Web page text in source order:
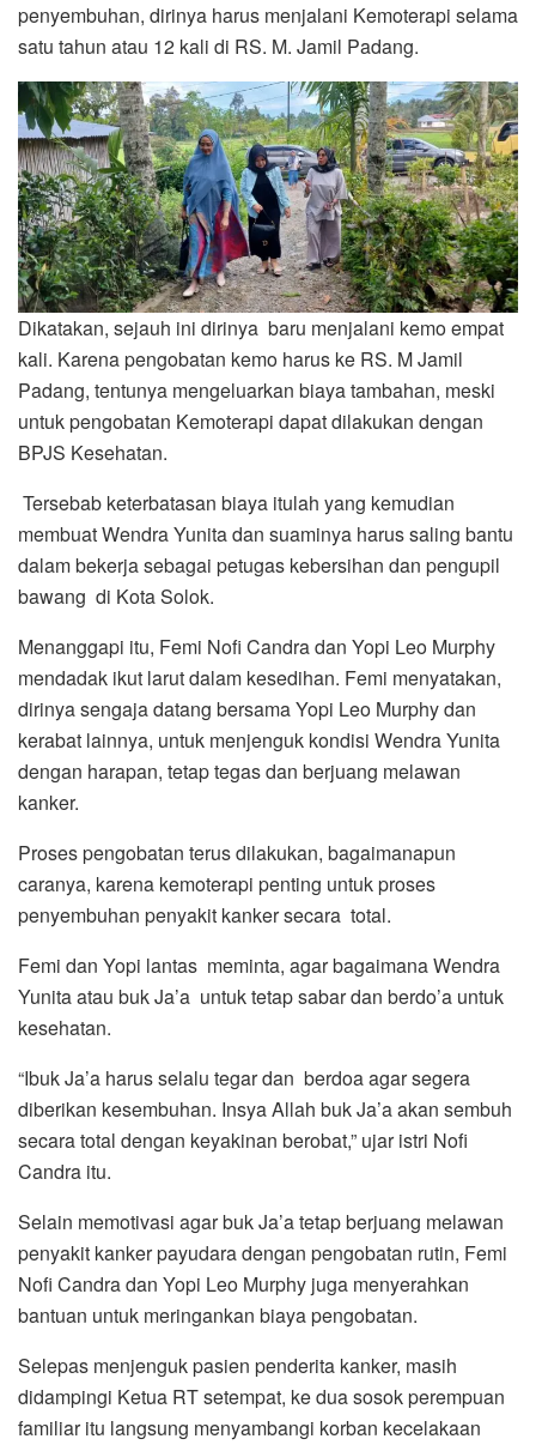
penyembuhan, dirinya harus menjalani Kemoterapi selama
satu tahun atau 12 kali di RS. M. Jamil Padang.
Dikatakan, sejauh ini dirinya baru menjalani kemo empat
kali. Karena pengobatan kemo harus ke RS. M Jamil
Padang, tentunya mengeluarkan biaya tambahan, meski
untuk pengobatan Kemoterapi dapat dilakukan dengan
BPJS Kesehatan.
Tersebab keterbatasan biaya itulah yang kemudian
membuat Wendra Yunita dan suaminya harus saling bantu
dalam bekerja sebagai petugas kebersihan dan pengupil
bawang di Kota Solok.
Menanggapi itu, Femi Nofi Candra dan Yopi Leo Murphy
mendadak ikut larut dalam kesedihan. Femi menyatakan,
dirinya sengaja datang bersama Yopi Leo Murphy dan
kerabat lainnya, untuk menjenguk kondisi Wendra Yunita
dengan harapan, tetap tegas dan berjuang melawan
kanker.
Proses pengobatan terus dilakukan, bagaimanapun
caranya, karena kemoterapi penting untuk proses
penyembuhan penyakit kanker secara total.
Femi dan Yopi lantas meminta, agar bagaimana Wendra
Yunita atau buk Ja’a untuk tetap sabar dan berdo’a untuk
kesehatan.
“Ibuk Ja’a harus selalu tegar dan berdoa agar segera
diberikan kesembuhan. Insya Allah buk Ja’a akan sembuh
secara total dengan keyakinan berobat,” ujar istri Nofi
Candra itu.
Selain memotivasi agar buk Ja’a tetap berjuang melawan
penyakit kanker payudara dengan pengobatan rutin, Femi
Nofi Candra dan Yopi Leo Murphy juga menyerahkan
bantuan untuk meringankan biaya pengobatan.
Selepas menjenguk pasien penderita kanker, masih
didampingi Ketua RT setempat, ke dua sosok perempuan
familiar itu langsung menyambangi korban kecelakaan